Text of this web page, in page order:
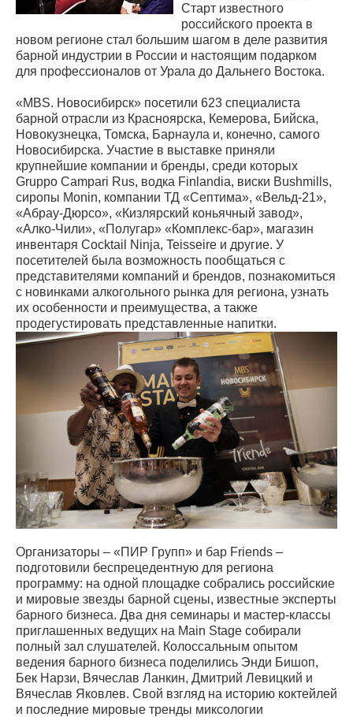
Старт известного
российского проекта в
новом регионе стал большим шагом в деле развития
барной индустрии в России и настоящим подарком
для профессионалов от Урала до Дальнего Востока.
«MBS. Новосибирск» посетили 623 специалиста
барной отрасли из Красноярска, Кемерова, Бийска,
Новокузнецка, Томска, Барнаула и, конечно, самого
Новосибирска. Участие в выставке приняли
крупнейшие компании и бренды, среди которых
Gruppo Campari Rus, водка Finlandia, виски Bushmills,
сиропы Monin, компании ТД «Септима», «Вельд-21»,
«Абрау-Дюрсо», «Кизлярский коньячный завод»,
«Алко-Чили», «Полугар» «Комплекс-бар», магазин
инвентаря Cocktail Ninja, Teisseire и другие. У
посетителей была возможность пообщаться с
представителями компаний и брендов, познакомиться
с новинками алкогольного рынка для региона, узнать
их особенности и преимущества, а также
продегустировать представленные напитки.
Организаторы – «ПИР Групп» и бар Friends –
подготовили беспрецедентную для региона
программу: на одной площадке собрались российские
и мировые звезды барной сцены, известные эксперты
барного бизнеса. Два дня семинары и мастер-классы
приглашенных ведущих на Main Stage собирали
полный зал слушателей. Колоссальным опытом
ведения барного бизнеса поделились Энди Бишоп,
Бек Нарзи, Вячеслав Ланкин, Дмитрий Левицкий и
Вячеслав Яковлев. Свой взгляд на историю коктейлей
и последние мировые тренды миксологии